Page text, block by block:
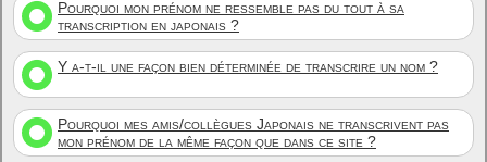
Pourquoi mon prénom ne ressemble pas du tout à sa
transcription en japonais ?
Y a-t-il une façon bien déterminée de transcrire un nom ?
Pourquoi mes amis/collègues Japonais ne transcrivent pas
mon prénom de la même façon que dans ce site ?